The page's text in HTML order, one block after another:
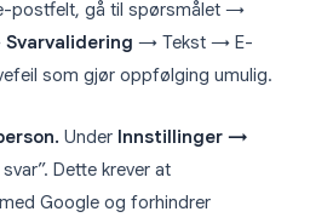
postfelt, gå til spørsmålet →
Svarvalidering → Tekst → E-
som gjør oppfølging umulig.
Under Innstillinger →
Dette krever at
Google og forhindrer